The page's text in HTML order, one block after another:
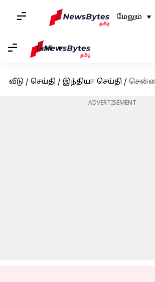
மேலும்
Tamil
வீடு / செய்தி / இந்தியா செய்தி / சென்னை பாரிமுனையில் 4
ADVERTISEMENT